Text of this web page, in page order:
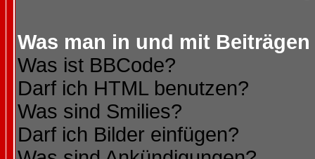
Was man in und mit
Was ist BBCode?
Darf ich HTML benutzen?
Was sind Smilies?
Darf ich Bilder einfügen?